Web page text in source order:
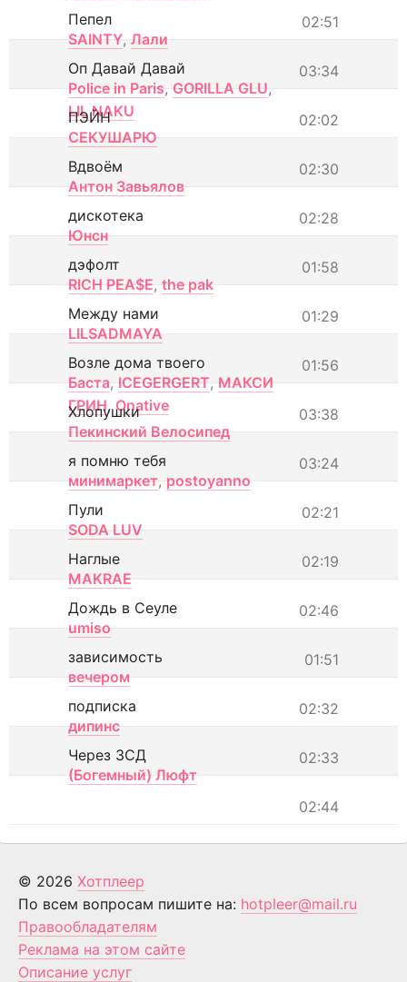
02:51
Пепел
SAINTY, Лали
03:34
Оп Давай Давай
Police in Paris, GORILLA GLU,
LIL NAKU
02:02
ПЭЙН
СЕКУШАРЮ
02:30
Вдвоём
Антон Завьялов
02:28
дискотека
Юнсн
01:58
дэфолт
RICH PEA$E, the pak
01:29
Между нами
LILSADMAYA
01:56
Возле дома твоего
Баста, ICEGERGERT, МАКСИ
ГРИН, Onative 03:38
Хлопушки
Пекинский Велосипед
03:24
я помню тебя
минимаркет, postoyanno
02:21
Пули
SODA LUV
02:19
Наглые
MAKRAE
02:46
Дождь в Сеуле
umiso
01:51
зависимость
вечером
02:32
подписка
дипинс
02:33
Через ЗСД
(Богемный) Люфт
02:44
© 2026 Хотплеер
По всем вопросам пишите на: hotpleer@mail.ru
Правообладателям
Реклама на этом сайте
Описание услуг